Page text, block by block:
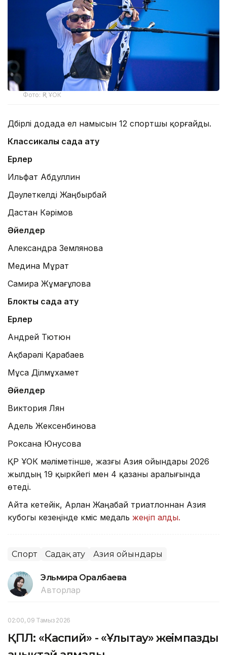
Фото: ҚР ҰОК
Дүбірлі додада ел намысын 12 спортшы қорғайды.
Классикалық садақ ату
Ерлер
Ильфат Абдуллин
Дәулеткелді Жаңбырбай
Дастан Кәрімов
Әйелдер
Александра Землянова
Медина Мұрат
Самира Жұмағұлова
Блоктық садақ ату
Ерлер
Андрей Тютюн
Ақбарәлі Қарабаев
Мұса Ділмұхамет
Әйелдер
Виктория Лян
Адель Жексенбинова
Роксана Юнусова
ҚР ҰОК мәліметінше, жазғы Азия ойындары 2026
жылдың 19 қыркүйегі мен 4 қазаны аралығында
өтеді.
Айта кетейік, Арлан Жаңабай триатлоннан Азия
кубогы кезеңінде күміс медаль жеңіп алды.
Спорт Садақ ату Азия ойындары
Эльмира Оралбаева
Авторлар
02:00, 09 Тамыз 2026
ҚПЛ: «Каспий» - «Ұлытау» жеңімпазды